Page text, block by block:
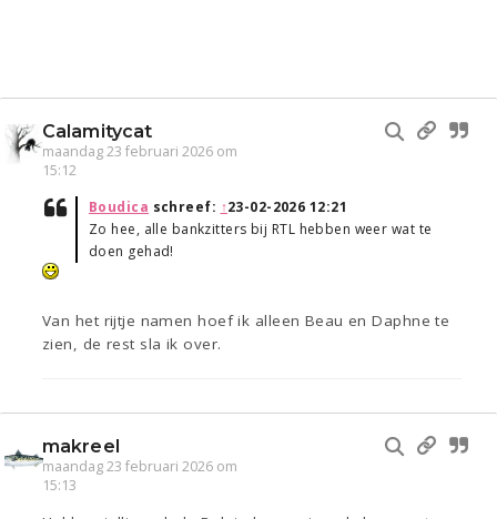
Calamitycat
maandag 23 februari 2026 om
15:12
Boudica schreef: ↑23-02-2026 12:21
Zo hee, alle bankzitters bij RTL hebben weer wat te
doen gehad!
Van het rijtje namen hoef ik alleen Beau en Daphne te
zien, de rest sla ik over.
makreel
maandag 23 februari 2026 om
15:13